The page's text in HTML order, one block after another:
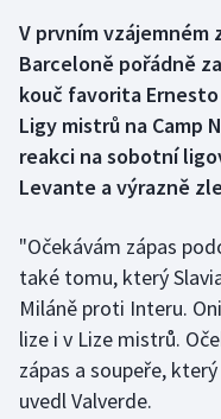
Box
Curling
Dostihy
Florbal
Futsal
Golf
Gymnastika
V prvním
Barceloně pořádně
kouč favorita
Ligy mistrů na Camp
reakci na sobotní
Levante a výrazně
"Očekávám zápas
také tomu, který
Miláně proti Interu.
lize i v Lize mistrů.
zápas a soupeře,
uvedl Valverde.